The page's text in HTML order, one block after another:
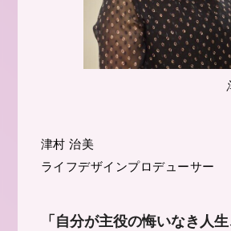
津村 治美
ライフデザインプロデューサー
「自分が主役の悔いなき人